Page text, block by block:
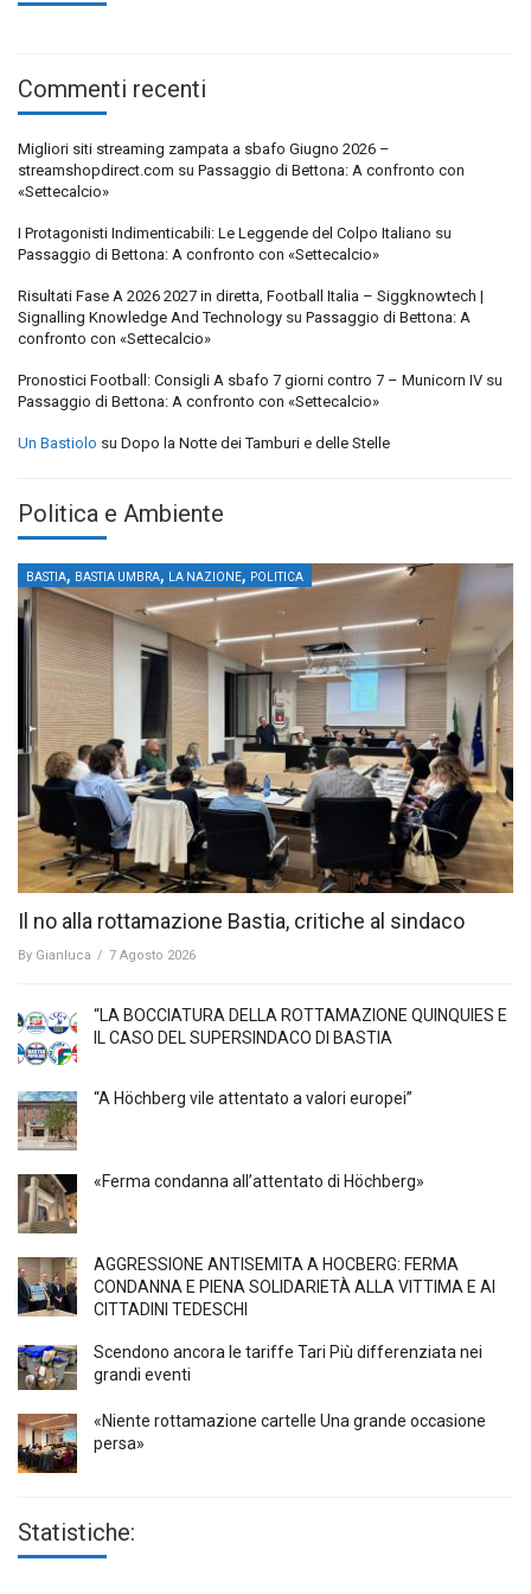
Commenti recenti
Migliori siti streaming zampata a sbafo Giugno 2026 –
streamshopdirect.com su Passaggio di Bettona: A confronto con
«Settecalcio»
I Protagonisti Indimenticabili: Le Leggende del Colpo Italiano su
Passaggio di Bettona: A confronto con «Settecalcio»
Risultati Fase A 2026 2027 in diretta, Football Italia – Siggknowtech |
Signalling Knowledge And Technology su Passaggio di Bettona: A
confronto con «Settecalcio»
Pronostici Football: Consigli A sbafo 7 giorni contro 7 – Municorn IV su
Passaggio di Bettona: A confronto con «Settecalcio»
Un Bastiolo su Dopo la Notte dei Tamburi e delle Stelle
Politica e Ambiente
BASTIA, BASTIA UMBRA, LA NAZIONE, POLITICA
Il no alla rottamazione Bastia, critiche al sindaco
By Gianluca / 7 Agosto 2026
“LA BOCCIATURA DELLA ROTTAMAZIONE QUINQUIES E
IL CASO DEL SUPERSINDACO DI BASTIA
“A Höchberg vile attentato a valori europei”
«Ferma condanna all’attentato di Höchberg»
AGGRESSIONE ANTISEMITA A HÖCBERG: FERMA
CONDANNA E PIENA SOLIDARIETÀ ALLA VITTIMA E AI
CITTADINI TEDESCHI
Scendono ancora le tariffe Tari Più differenziata nei
grandi eventi
«Niente rottamazione cartelle Una grande occasione
persa»
Statistiche: